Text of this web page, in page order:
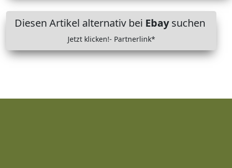
Diesen Artikel alternativ bei Ebaysuchen
Jetzt klicken!- Partnerlink*